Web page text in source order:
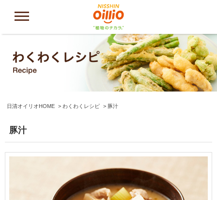
日清オイリオHOME わくわくレシピ 豚汁
豚汁